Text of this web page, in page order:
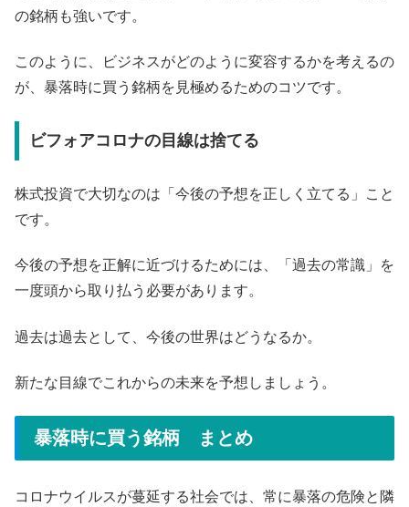
の銘柄も強いです。
このように、ビジネスがどのように変容するかを考えるの
が、暴落時に買う銘柄を見極めるためのコツです。
ビフォアコロナの目線は捨てる
株式投資で大切なのは「今後の予想を正しく立てる」こと
です。
今後の予想を正解に近づけるためには、「過去の常識」を
一度頭から取り払う必要があります。
過去は過去として、今後の世界はどうなるか。
新たな目線でこれからの未来を予想しましょう。
暴落時に買う銘柄 まとめ
コロナウイルスが蔓延する社会では、常に暴落の危険と隣